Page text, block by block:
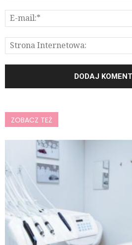
ZOBACZ TEŻ